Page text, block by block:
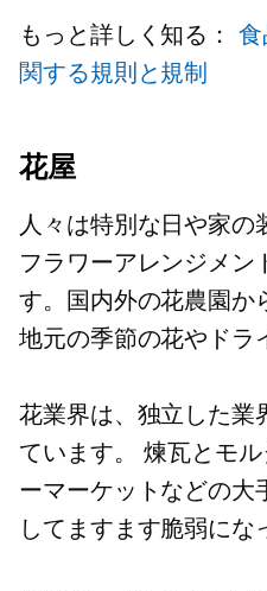
もっと詳しく知る： 食
関する規則と規制
花屋
人々は特別な日や家の
フラワーアレンジメン
す。国内外の花農園か
地元の季節の花やドラ
花業界は、独立した業
ています。煉瓦とモ
ーマーケットなどの大
してますます脆弱にな